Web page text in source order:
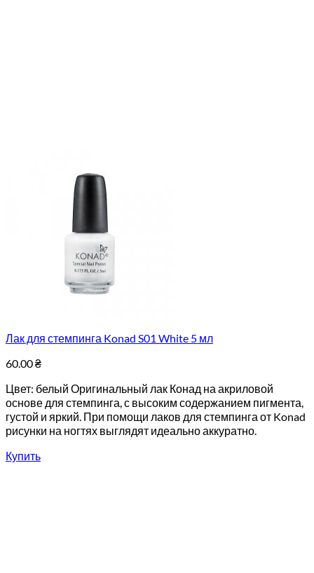
Лак для стемпинга Konad S01 White 5 мл
60.00₴
Цвет: белый Оригинальный лак Конад на акриловой
основе для стемпинга, с высоким содержанием пигмента,
густой и яркий. При помощи лаков для стемпинга от Konad
рисунки на ногтях выглядят идеально аккуратно.
Купить